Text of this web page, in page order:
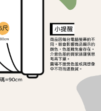
以下簡稱本公司）所提供，讓
務，並由商店將買賣／分期付款
司帳單繳交帳款。
約關係目的，商店將以您的個人
大哥大進項蒐集、處理及利用，
確認、核對及更正。
https://oppay.tw/userRule
訊中的連結，可透過四大超商／
視為交易完成。
，但若您需要取消訂單，請聯絡
仍視為有效，需透過AFTEE先享
結帳頁面顯示為準，若有關於
疑問，請聯繫「AFTEE先享後付
support/home
AFTEE先享後付」服務完成之交
，並將交易相關給付款項請求債
費
運費